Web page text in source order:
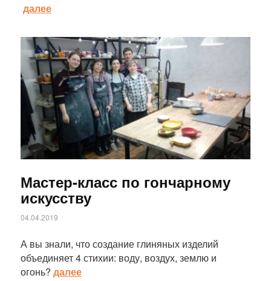
далее
Статья
Мастер-класс по гончарному
искусству
04.04.2019
А вы знали, что создание глиняных изделий
объединяет 4 стихии: воду, воздух, землю и
огонь? далее